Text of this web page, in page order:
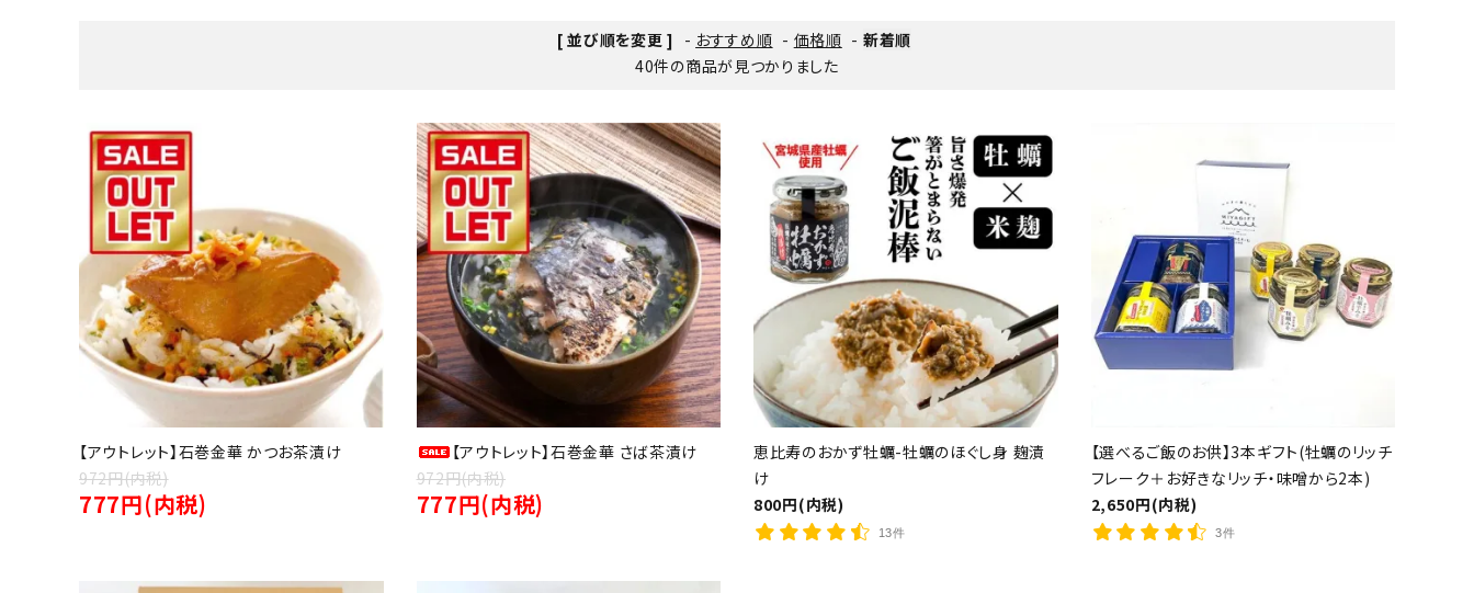
[ 並び順を変更 ] - おすすめ順 - 価格順 - 新着順
40件の商品が見つかりました
【アウトレット】石巻金華 かつお茶漬け
972円(内税)
777円(内税)
【アウトレット】石巻金華 さば茶漬け
972円(内税)
777円(内税)
恵比寿のおかず牡蠣-牡蠣のほぐし身 麹漬
け
800円(内税)
13件
【選べるご飯のお供】3本ギフト(牡蠣のリッチ
フレーク＋お好きなリッチ・味噌から2本)
2,650円(内税)
3件